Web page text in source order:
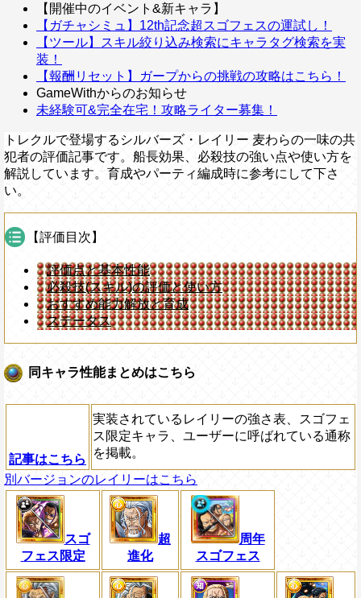
【開催中のイベント&新キャラ】
【ガチャシミュ】12th記念超スゴフェスの運試し！
【ツール】スキル絞り込み検索にキャラタグ検索を実
装！
【報酬リセット】ガープからの挑戦の攻略はこちら！
GameWithからのお知らせ
未経験可&完全在宅！攻略ライター募集！
トレクルで登場するシルバーズ・レイリー 麦わらの一味の共
犯者の評価記事です。船長効果、必殺技の強い点や使い方を
解説しています。育成やパーティ編成時に参考にして下さ
い。
【評価目次】
評価点と基本性能
必殺技(スキル)の評価と使い方
おすすめ能力解放と育成
ステータス
同キャラ性能まとめはこちら
記事はこちら
実装されているレイリーの強さ表、スゴフェ
ス限定キャラ、ユーザーに呼ばれている通称
を掲載。
別バージョンのレイリーはこちら
スゴ
フェス限定
超
進化
周年
スゴフェス